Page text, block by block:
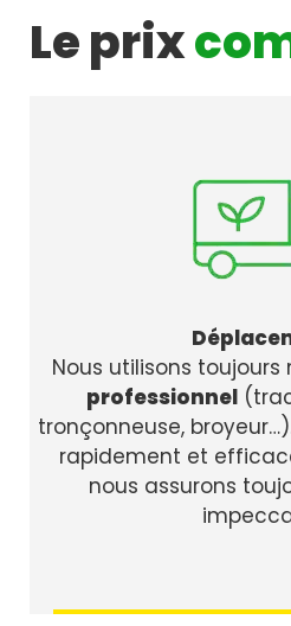
Le prix
Nous utilisons toujours
professionnel
tronçonneuse,
rapidement et
nous assurons